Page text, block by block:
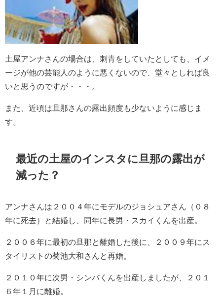
土屋アンナさんの場合は、刺青をしていたとしても、イメ
ージが他の芸能人のように悪くないので、堂々としれば良
いと思うのですが・・・。
また、近頃は旦那さんの露出頻度も少ないように感じま
す。
最近の土屋のインスタに旦那の露出が
減った？
アンナさんは２００４年にモデルのジョシュアさん（０８
年に死去）と結婚し、同年に長男・スカイくんを出産。
２００６年に最初の旦那と離婚した後に、２００９年にス
タイリストの菊池大和さんと再婚。
２０１０年に次男・シンバくんを出産しましたが、２０１
６年１月に離婚。